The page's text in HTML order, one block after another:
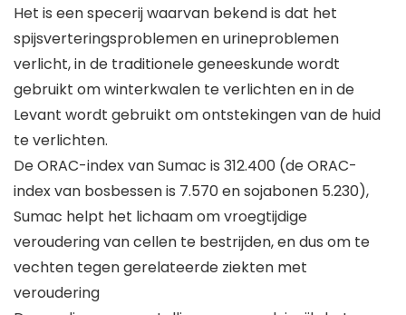
Het is een specerij waarvan bekend is dat het
spijsverteringsproblemen en urineproblemen
verlicht, in de traditionele geneeskunde wordt
gebruikt om winterkwalen te verlichten en in de
Levant wordt gebruikt om ontstekingen van de huid
te verlichten.
De ORAC-index van Sumac is 312.400 (de ORAC-
index van bosbessen is 7.570 en sojabonen 5.230),
Sumac helpt het lichaam om vroegtijdige
veroudering van cellen te bestrijden, en dus om te
vechten tegen gerelateerde ziekten met
veroudering